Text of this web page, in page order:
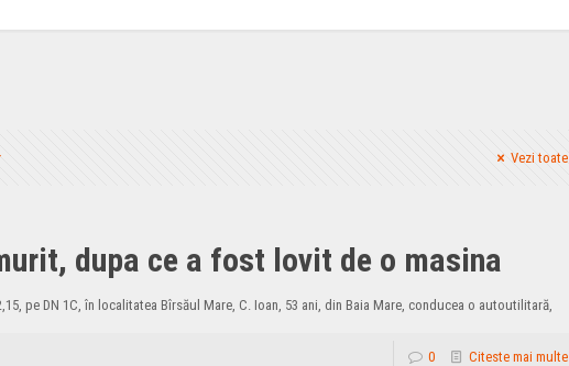
Vezi toate
dupa ce a fost lovit de o masina
pe DN 1C, în localitatea Bîrsăul Mare, C. Ioan, 53 ani, din Baia Mare, conducea o autoutilitară,
0 Citeste mai multe